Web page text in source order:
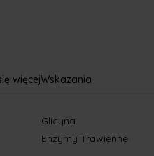
więcejWskazania
Glicyna
Enzymy Trawienne